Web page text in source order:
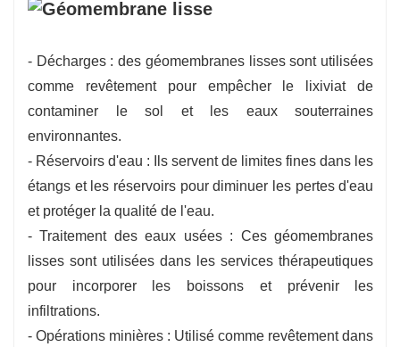
- Décharges : des géomembranes lisses sont utilisées
comme revêtement pour empêcher le lixiviat de
contaminer le sol et les eaux souterraines
environnantes.
- Réservoirs d'eau : Ils servent de limites fines dans les
étangs et les réservoirs pour diminuer les pertes d'eau
et protéger la qualité de l'eau.
- Traitement des eaux usées : Ces géomembranes
lisses sont utilisées dans les services thérapeutiques
pour incorporer les boissons et prévenir les
infiltrations.
- Opérations minières : Utilisé comme revêtement dans